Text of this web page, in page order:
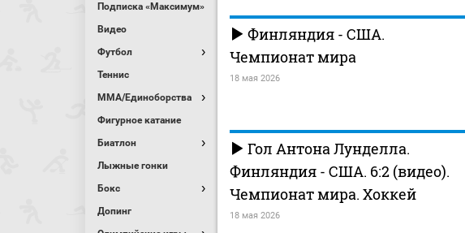
Подписка «Максимум»
Видео
Футбол
Теннис
MMA/Единоборства
Фигурное катание
Биатлон
Лыжные гонки
Бокс
Допинг
Финляндия - США.
Чемпионат мира
18 мая 2026
Гол Антона Лунделла.
Финляндия - США. 6:2 (видео).
Чемпионат мира. Хоккей
18 мая 2026